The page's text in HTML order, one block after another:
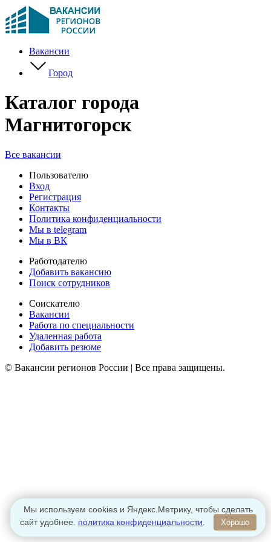
Вакансии
Город
Каталог города
Магнитогорск
Все вакансии
Пользователю
Вход
Регистрация
Контакты
Политика конфиденциальности
Мы в telegram
Мы в ВК
Работодателю
Добавить вакансию
Поиск сотрудников
Соискателю
Вакансии
Работа по специальности
Удаленная работа
Добавить резюме
© Вакансии регионов России | Все права защищены.
Мы используем cookies и Яндекс.Метрику, чтобы сделать
сайт удобнее. политика конфиденциальности Хорошо